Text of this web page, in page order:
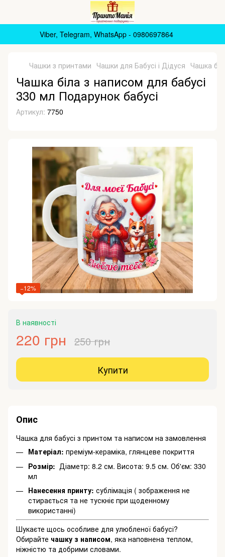
Viber, Telegram, WhatsApp - 0980697864
Чашки з принтами Чашки для Бабусі і Дідуся Чашка
Чашка біла з написом для бабусі
330 мл Подарунок бабусі
Артикул: 7750
−12%
В наявності
220 грн 250 грн
Купити
Опис
Чашка для бабусі з принтом та написом на замовлення
Матеріал: преміум-кераміка, глянцеве покриття
Розмір: Діаметр: 8.2 см. Висота: 9.5 см. Об'єм: 330
мл
Нанесення принту: сублімація ( зображення не
стирається та не тускніє при щоденному
використанні)
Шукаєте щось особливе для улюбленої бабусі?
Обирайте чашку з написом, яка наповнена теплом,
ніжністю та добрими словами.